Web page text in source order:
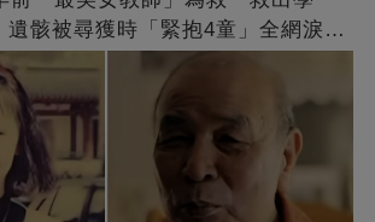
遺骸被尋獲時「緊抱4童」全網淚
不該被遺忘